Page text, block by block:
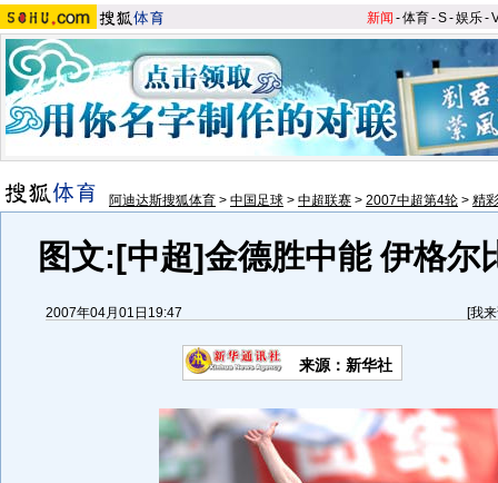
新闻 -体育-S-娱乐-
阿迪达斯搜狐体育 > 中国足球 > 中超联赛 > 2007中超第4轮 > 精
图文:[中超]金德胜中能 伊格尔
2007年04月01日19:47 [我
来源：新华社